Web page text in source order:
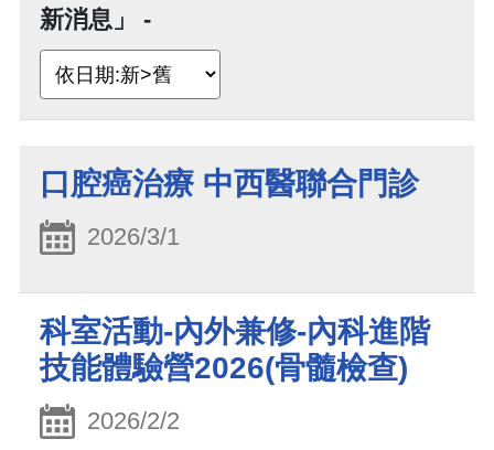
新消息」 -
口腔癌治療 中西醫聯合門診
2026/3/1
科室活動-內外兼修-內科進階
技能體驗營2026(骨髓檢查)
2026/2/2